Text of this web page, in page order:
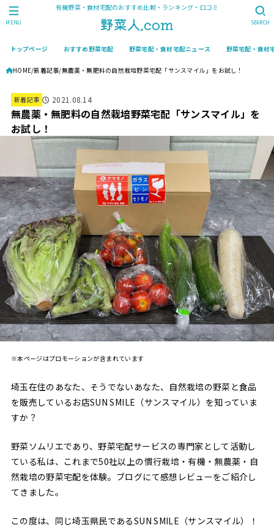
有機野菜・食材宅配のおすすめ比較・ランキング・口コミ
トップページ おすすめ野菜宅配 野菜宅配・食材宅配ニュース 野菜宅配・食材
SEARCH
MENU
HOME 新着記事 無農薬・無肥料の自然栽培野菜宅配「サンスマイル」をお試し！
新着記事 2021.08.14
無農薬・無肥料の自然栽培野菜宅配「サンスマイル」を
お試し！
※本ページはプロモーションが含まれています
埼玉在住のあなた、そうでないあなた、自然栽培の野菜と食品
を販売しているお店SUN SMILE（サンスマイル）を知っていま
すか？
野菜ソムリエであり、野菜宅配サービスの専門家として活動し
ている私は、これまで50社以上の慣行栽培・有機・無農薬・自
然栽培の野菜宅配を体験。ブログにて感想レビューをご紹介し
てきました。
この度は、同じ埼玉県民であるSUN SMILE（サンスマイル）！